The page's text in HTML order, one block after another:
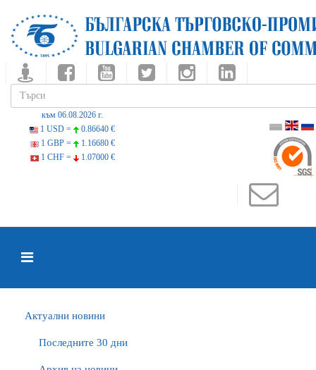
към 06.08.2026 г.
1 USD =
0.86640 €
1 GBP =
1.16680 €
1 CHF =
1.07000 €
Актуални новини
Последните 30 дни